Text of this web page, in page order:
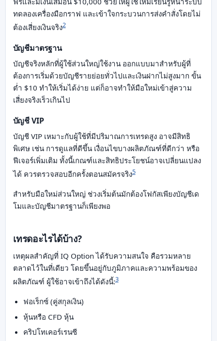
ทดลองเครื่องมือกราฟ และเข้าใจกระบวนการส่งคำสั่งโดยไม่
ต้องเสี่ยงเงินจริง2
บัญชีมาตรฐาน
บัญชีจริงหลักที่ผู้ใช้ส่วนใหญ่ใช้งาน ออกแบบมาสำหรับผู้ที่
ต้องการเริ่มด้วยบัญชีรายย่อยทั่วไปและเงินฝากไม่สูงมาก ขั้น
ต่ำ $10 ทำให้เริ่มได้ง่าย แต่ก็อาจทำให้มือใหม่เข้าสู่ความ
เสี่ยงจริงเร็วเกินไป
บัญชี VIP
บัญชี VIP เหมาะกับผู้ใช้ที่มีปริมาณการเทรดสูง อาจมีสิทธิ
พิเศษ เช่น การดูแลที่ดีขึ้น เงื่อนไขบางผลิตภัณฑ์ที่ดีกว่า หรือ
ฟีเจอร์เพิ่มเติม ทั้งนี้เกณฑ์และสิทธิประโยชน์อาจเปลี่ยนแปลง
ได้ ควรตรวจสอบอีกครั้งตอนสมัครจริง5
สำหรับมือใหม่ส่วนใหญ่ ช่วงเริ่มต้นมักต้องโฟกัสเพียงบัญชีเด
โมและบัญชีมาตรฐานก็เพียงพอ
เทรดอะไรได้บ้าง?
เหตุผลสำคัญที่ IQ Option ได้รับความสนใจ คือรวมหลาย
ตลาดไว้ในที่เดียว โดยขึ้นอยู่กับภูมิภาคและความพร้อมของ
ผลิตภัณฑ์ ผู้ใช้อาจเข้าถึงได้ดังนี้:3
ฟอเร็กซ์ (คู่สกุลเงิน)
หุ้นหรือ CFD หุ้น
คริปโทเคอร์เรนซี